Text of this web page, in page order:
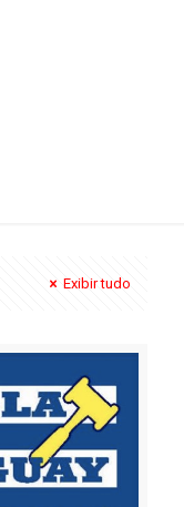
Exibir tudo